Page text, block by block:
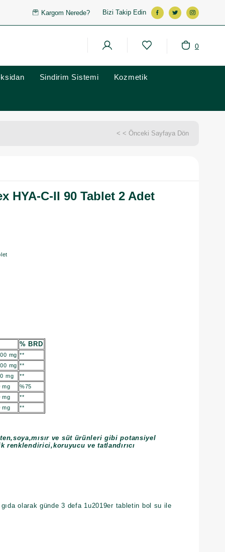
Kargom Nerede? Bizi Takip Edin
0
Sindirim Sistemi Kozmetik
< < Önceki Sayfaya Dön
HYA-C-II 90 Tablet 2 Adet
% BRD
mg **
mg **
mg
**
mg
%75
mg
**
mg **
ve süt ürünleri gibi potansiyel
renklendirici,koruyucu ve tatlandırıcı
olarak günde 3 defa 1u2019er tabletin bol su ile